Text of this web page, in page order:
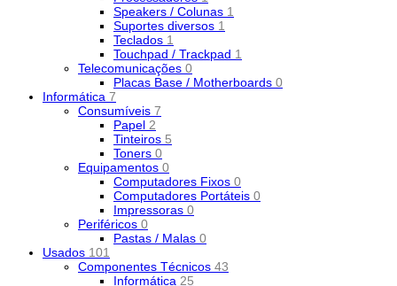
Speakers / Colunas 1
Suportes diversos 1
Teclados 1
Touchpad / Trackpad 1
Telecomunicações 0
Placas Base / Motherboards 0
Informática 7
Consumíveis 7
Papel 2
Tinteiros 5
Toners 0
Equipamentos 0
Computadores Fixos 0
Computadores Portáteis 0
Impressoras 0
Periféricos 0
Pastas / Malas 0
Usados 101
Componentes Técnicos 43
Informática 25